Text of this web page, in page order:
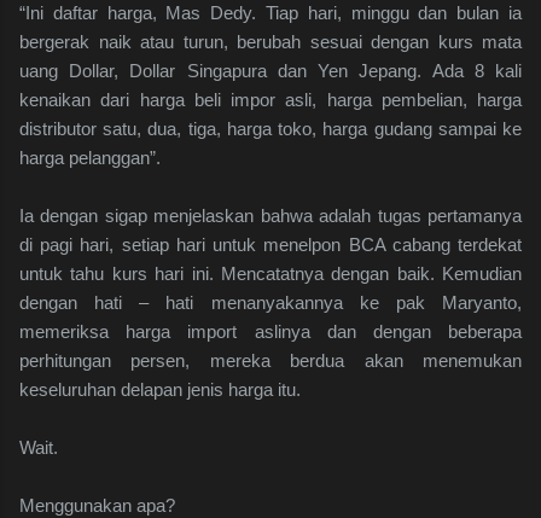
“Ini daftar harga, Mas Dedy. Tiap hari, minggu dan bulan ia
bergerak naik atau turun, berubah sesuai dengan kurs mata
uang Dollar, Dollar Singapura dan Yen Jepang. Ada 8 kali
kenaikan dari harga beli impor asli, harga pembelian, harga
distributor satu, dua, tiga, harga toko, harga gudang sampai ke
harga pelanggan”.
Ia dengan sigap menjelaskan bahwa adalah tugas pertamanya
di pagi hari, setiap hari untuk menelpon BCA cabang terdekat
untuk tahu kurs hari ini. Mencatatnya dengan baik. Kemudian
dengan hati – hati menanyakannya ke pak Maryanto,
memeriksa harga import aslinya dan dengan beberapa
perhitungan persen, mereka berdua akan menemukan
keseluruhan delapan jenis harga itu.
Wait.
Menggunakan apa?